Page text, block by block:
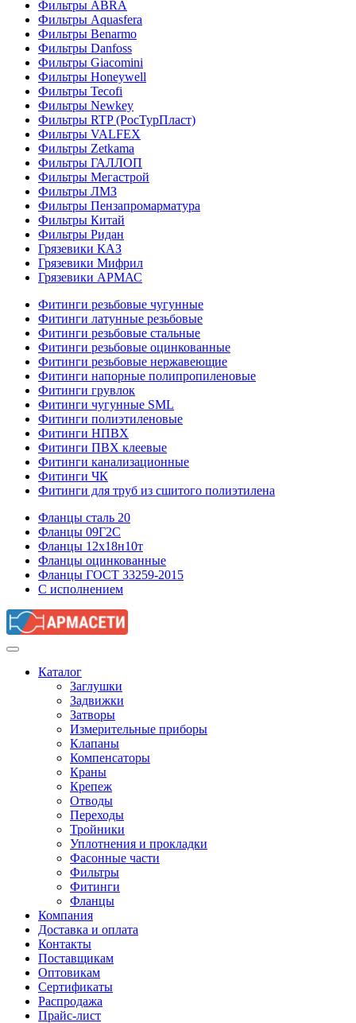
Фильтры ABRA
Фильтры Aquasfera
Фильтры Benarmo
Фильтры Danfoss
Фильтры Giacomini
Фильтры Honeywell
Фильтры Tecofi
Фильтры Newkey
Фильтры RTP (РосТурПласт)
Фильтры VALFEX
Фильтры Zetkama
Фильтры ГАЛЛОП
Фильтры Мегастрой
Фильтры ЛМЗ
Фильтры Пензапромарматура
Фильтры Китай
Фильтры Ридан
Грязевики КАЗ
Грязевики Мифрил
Грязевики АРМАС
Фитинги резьбовые чугунные
Фитинги латунные резьбовые
Фитинги резьбовые стальные
Фитинги резьбовые оцинкованные
Фитинги резьбовые нержавеющие
Фитинги напорные полипропиленовые
Фитинги грувлок
Фитинги чугунные SML
Фитинги полиэтиленовые
Фитинги НПВХ
Фитинги ПВХ клеевые
Фитинги канализационные
Фитинги ЧК
Фитинги для труб из сшитого полиэтилена
Фланцы сталь 20
Фланцы 09Г2С
Фланцы 12х18н10т
Фланцы оцинкованные
Фланцы ГОСТ 33259-2015
С исполнением
Каталог
Заглушки
Задвижки
Затворы
Измерительные приборы
Клапаны
Компенсаторы
Краны
Крепеж
Отводы
Переходы
Тройники
Уплотнения и прокладки
Фасонные части
Фильтры
Фитинги
Фланцы
Компания
Доставка и оплата
Контакты
Поставщикам
Оптовикам
Сертификаты
Распродажа
Прайс-лист